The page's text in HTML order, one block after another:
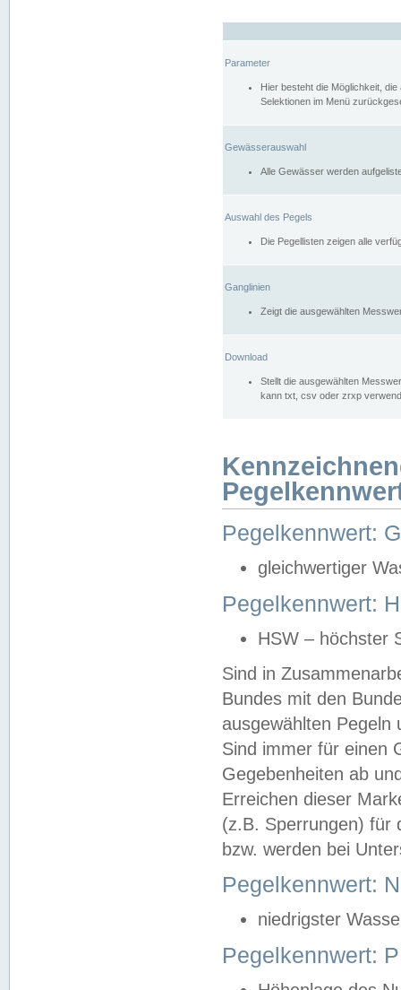
Parameter
Hier besteht die Möglichkeit,
Selektionen im Menü
Gewässerauswahl
Alle Gewässer werden
Auswahl des Pegels
Die Pegellisten zeigen alle
Ganglinien
Zeigt die ausgewählten
Download
Stellt die ausgewählten
kann txt, csv oder zrxp
Pegelkennwert:
gleichwertiger
Pegelkennwert:
HSW – höchster
Sind in
Bundes mit den
ausgewählten
Sind immer für einen
Gegebenheiten ab
Erreichen dieser
(z.B. Sperrungen) für
bzw. werden bei
Pegelkennwert:
niedrigster
Pegelkennwert: